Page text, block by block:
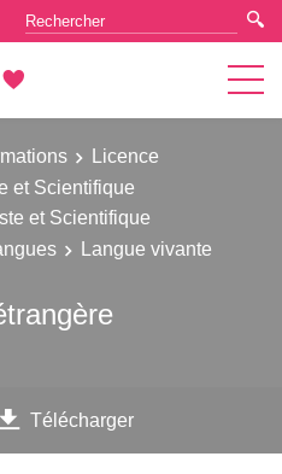
Licence
et Scientifique
et Scientifique
Langue vivante
Télécharger